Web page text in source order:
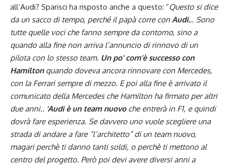
all’Audi? Sparisci ha risposto anche a questo: “Questo si dice
da un sacco di tempo, perché il papà corre con Audi... Sono
tutte quelle voci che fanno sempre da contorno, sino a
quando alla fine non arriva l’annuncio di rinnovo di un
pilota con lo stesso team. Un po’ com’è successo con
Hamiltonquando doveva ancora rinnovare con Mercedes,
con la Ferrari sempre di mezzo. E poi alla fine è arrivato il
comunicato della Mercedes che Hamilton ha firmato per altri
due anni.. ’Audi è un team nuovoche entrerà in F1, e quindi
dovrà fare esperienza. Se davvero uno vuole scegliere una
strada di andare a fare “l’architetto” di un team nuovo,
magari perchè ti danno tanti soldi, o perchè ti mettono al
centro del progetto. Però poi devi avere diversi anni a